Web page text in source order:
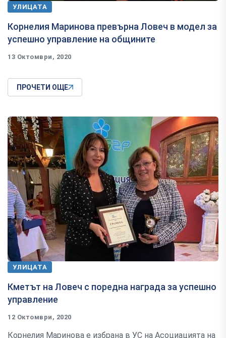
УЛИЦАТА
Корнелия Маринова превърна Ловеч в модел за
успешно управление на общините
13 Октомври, 2020
ПРОЧЕТИ ОЩЕ
УЛИЦАТА
Кметът на Ловеч с поредна награда за успешно
управление
12 Октомври, 2020
Корнелия Маринова е избрана в УС на Асоциацията на